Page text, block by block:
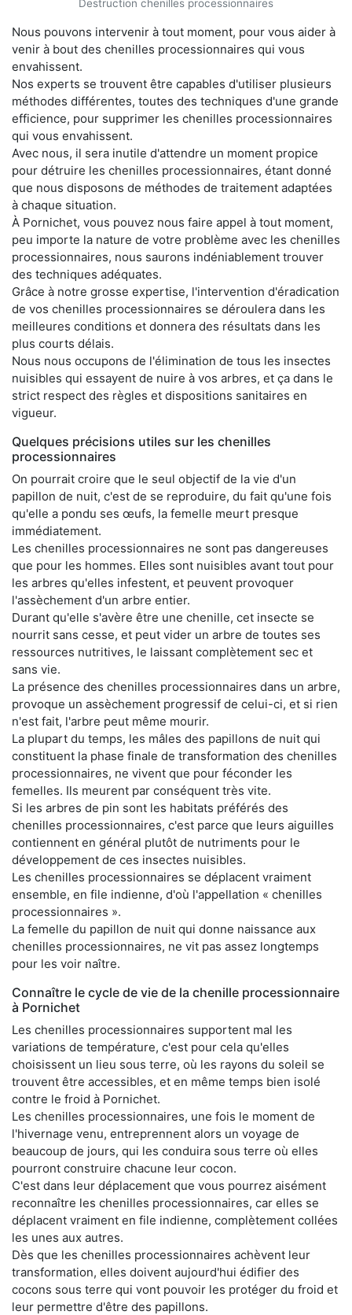
Destruction chenilles processionnaires
Nous pouvons intervenir à tout moment, pour vous aider à
venir à bout des chenilles processionnaires qui vous
envahissent.
Nos experts se trouvent être capables d'utiliser plusieurs
méthodes différentes, toutes des techniques d'une grande
efficience, pour supprimer les chenilles processionnaires
qui vous envahissent.
Avec nous, il sera inutile d'attendre un moment propice
pour détruire les chenilles processionnaires, étant donné
que nous disposons de méthodes de traitement adaptées
à chaque situation.
À Pornichet, vous pouvez nous faire appel à tout moment,
peu importe la nature de votre problème avec les chenilles
processionnaires, nous saurons indéniablement trouver
des techniques adéquates.
Grâce à notre grosse expertise, l'intervention d'éradication
de vos chenilles processionnaires se déroulera dans les
meilleures conditions et donnera des résultats dans les
plus courts délais.
Nous nous occupons de l'élimination de tous les insectes
nuisibles qui essayent de nuire à vos arbres, et ça dans le
strict respect des règles et dispositions sanitaires en
vigueur.
Quelques précisions utiles sur les chenilles
processionnaires
On pourrait croire que le seul objectif de la vie d'un
papillon de nuit, c'est de se reproduire, du fait qu'une fois
qu'elle a pondu ses œufs, la femelle meurt presque
immédiatement.
Les chenilles processionnaires ne sont pas dangereuses
que pour les hommes. Elles sont nuisibles avant tout pour
les arbres qu'elles infestent, et peuvent provoquer
l'assèchement d'un arbre entier.
Durant qu'elle s'avère être une chenille, cet insecte se
nourrit sans cesse, et peut vider un arbre de toutes ses
ressources nutritives, le laissant complètement sec et
sans vie.
La présence des chenilles processionnaires dans un arbre,
provoque un assèchement progressif de celui-ci, et si rien
n'est fait, l'arbre peut même mourir.
La plupart du temps, les mâles des papillons de nuit qui
constituent la phase finale de transformation des chenilles
processionnaires, ne vivent que pour féconder les
femelles. Ils meurent par conséquent très vite.
Si les arbres de pin sont les habitats préférés des
chenilles processionnaires, c'est parce que leurs aiguilles
contiennent en général plutôt de nutriments pour le
développement de ces insectes nuisibles.
Les chenilles processionnaires se déplacent vraiment
ensemble, en file indienne, d'où l'appellation « chenilles
processionnaires ».
La femelle du papillon de nuit qui donne naissance aux
chenilles processionnaires, ne vit pas assez longtemps
pour les voir naître.
Connaître le cycle de vie de la chenille processionnaire
à Pornichet
Les chenilles processionnaires supportent mal les
variations de température, c'est pour cela qu'elles
choisissent un lieu sous terre, où les rayons du soleil se
trouvent être accessibles, et en même temps bien isolé
contre le froid à Pornichet.
Les chenilles processionnaires, une fois le moment de
l'hivernage venu, entreprennent alors un voyage de
beaucoup de jours, qui les conduira sous terre où elles
pourront construire chacune leur cocon.
C'est dans leur déplacement que vous pourrez aisément
reconnaître les chenilles processionnaires, car elles se
déplacent vraiment en file indienne, complètement collées
les unes aux autres.
Dès que les chenilles processionnaires achèvent leur
transformation, elles doivent aujourd'hui édifier des
cocons sous terre qui vont pouvoir les protéger du froid et
leur permettre d'être des papillons.